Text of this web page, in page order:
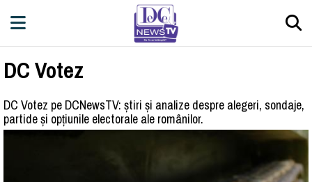
DC Votez
DC Votez pe DCNewsTV: știri și analize despre alegeri, sondaje,
partide și opțiunile electorale ale românilor.